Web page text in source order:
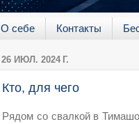
О себе Контакты
26 ИЮЛ. 2024 Г.
Кто, для чего
Рядом со свалкой в